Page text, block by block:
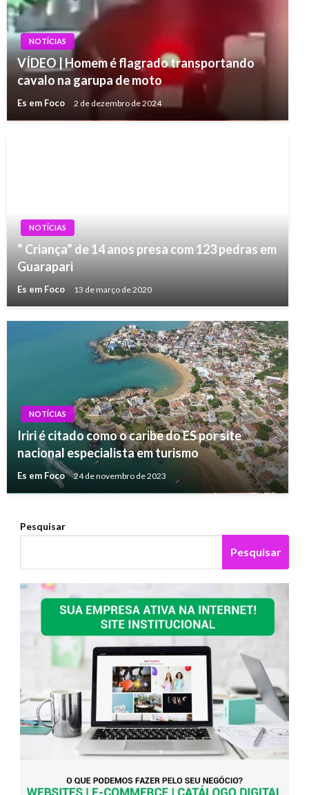
NOTÍCIAS
VÍDEO | Homem é flagrado transportando
cavalo na garupa de moto
Es em Foco 2 de dezembro de 2024
NOTÍCIAS
” Criança” de 14 anos presa com 123 pedras em
Guarapari
Es em Foco 13 de março de 2020
NOTÍCIAS
Iriri é citado como o caribe do ES por site
nacional especialista em turismo
Es em Foco 24 de novembro de 2023
Pesquisar
Pesquisar